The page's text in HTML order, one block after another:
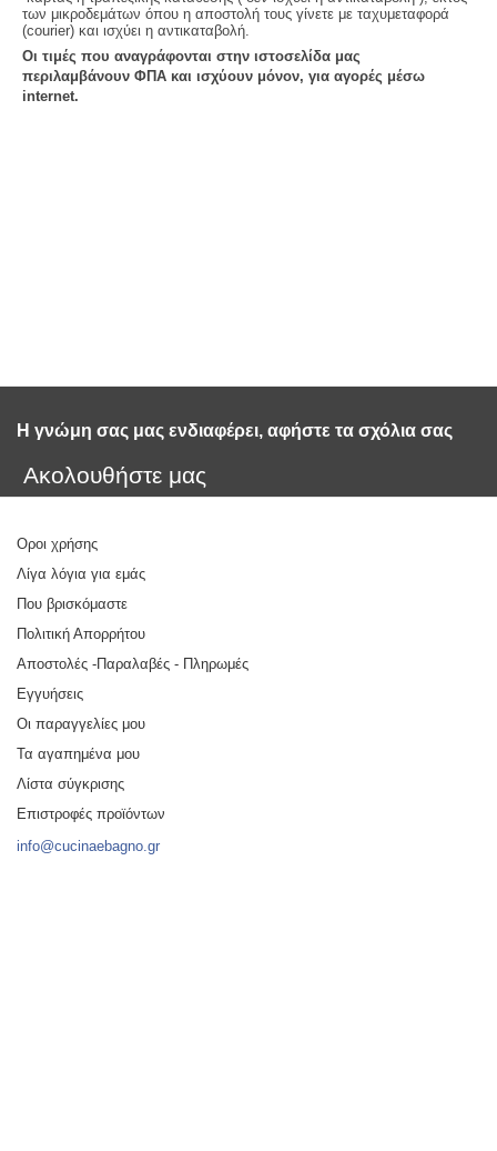
των μικροδεμάτων όπου η αποστολή τους γίνετε με ταχυμεταφορά
(courier) και ισχύει η αντικαταβολή.
Oι τιμές που αναγράφονται στην ιστοσελίδα μας
περιλαμβάνουν ΦΠΑ και ισχύουν μόνον, για αγορές μέσω
internet.
Η γνώμη σας μας ενδιαφέρει, αφήστε τα σχόλια σας
Ακολουθήστε μας
Οροι χρήσης
Λίγα λόγια για εμάς
Που βρισκόμαστε
Πολιτική Απορρήτου
Αποστολές -Παραλαβές - Πληρωμές
Εγγυήσεις
Οι παραγγελίες μου
Τα αγαπημένα μου
Λίστα σύγκρισης
Επιστροφές προϊόντων
info@cucinaebagno.gr